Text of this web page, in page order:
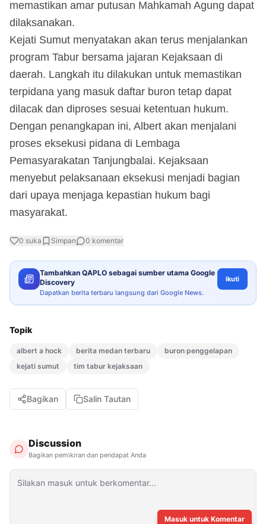
memastikan amar putusan Mahkamah Agung dapat
dilaksanakan.
Kejati Sumut menyatakan akan terus menjalankan
program Tabur bersama jajaran Kejaksaan di
daerah. Langkah itu dilakukan untuk memastikan
terpidana yang masuk daftar buron tetap dapat
dilacak dan diproses sesuai ketentuan hukum.
Dengan penangkapan ini, Albert akan menjalani
proses eksekusi pidana di Lembaga
Pemasyarakatan Tanjungbalai. Kejaksaan
menyebut pelaksanaan eksekusi menjadi bagian
dari upaya menjaga kepastian hukum bagi
masyarakat.
0 suka Simpan 0 komentar
Tambahkan QAPLO sebagai sumber utama Google
Discovery
Dapatkan berita terbaru langsung dari Google News.
Ikuti
Topik
albert a hock berita medan terbaru
buron penggelapan
kejati sumut
tim tabur kejaksaan
Bagikan Salin Tautan
Discussion
Bagikan pemikiran dan pendapat Anda
Masuk untuk Komentar